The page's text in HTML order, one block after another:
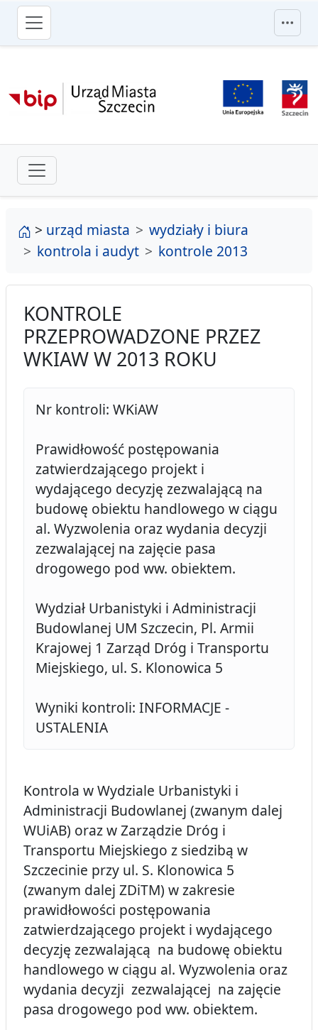
przejdź do głównego menu
strona główna
> urząd miasta
wydziały i biura
kontrola i audyt
kontrole 2013
KONTROLE
PRZEPROWADZONE PRZEZ
WKIAW W 2013 ROKU
Nr kontroli: WKiAW
Prawidłowość postępowania
zatwierdzającego projekt i
wydającego decyzję zezwalającą na
budowę obiektu handlowego w ciągu
al. Wyzwolenia oraz wydania decyzji
zezwalającej na zajęcie pasa
drogowego pod ww. obiektem.
Wydział Urbanistyki i Administracji
Budowlanej UM Szczecin, Pl. Armii
Krajowej 1 Zarząd Dróg i Transportu
Miejskiego, ul. S. Klonowica 5
Wyniki kontroli: INFORMACJE -
USTALENIA
Kontrola w Wydziale Urbanistyki i
Administracji Budowlanej (zwanym dalej
WUiAB) oraz w Zarządzie Dróg i
Transportu Miejskiego z siedzibą w
Szczecinie przy ul. S. Klonowica 5
(zwanym dalej ZDiTM) w zakresie
prawidłowości postępowania
zatwierdzającego projekt i wydającego
decyzję zezwalającą na budowę obiektu
handlowego w ciągu al. Wyzwolenia oraz
wydania decyzji zezwalającej na zajęcie
pasa drogowego pod ww. obiektem.